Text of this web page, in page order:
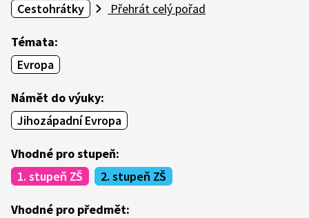
Cestohrátky
Přehrát celý pořad
Témata:
Evropa
Námět do výuky:
Jihozápadní Evropa
Vhodné pro stupeň:
1. stupeň ZŠ
2. stupeň ZŠ
Vhodné pro předmět: